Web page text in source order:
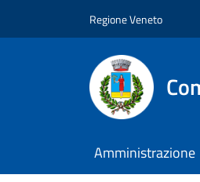
Regione Veneto
Amministrazione